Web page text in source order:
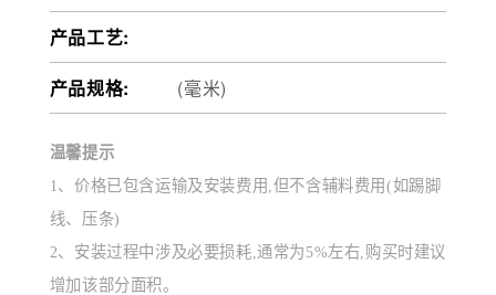
产品工艺:
产品规格:
(毫米)
温馨提示
1、价格已包含运输及安装费用,但不含辅料费用(如踢脚
线、压条)
2、安装过程中涉及必要损耗,通常为5%左右,购买时建议
增加该部分面积。